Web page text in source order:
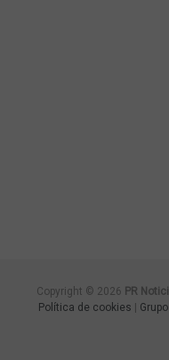
Copyright © 2026 PR
Política de cookies